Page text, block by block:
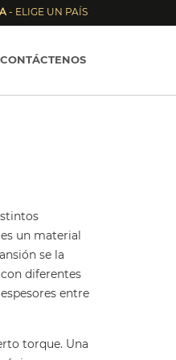
- ELIGE UN PAÍS
CONTÁCTENOS
un material
se la
diferentes
entre
torque. Una